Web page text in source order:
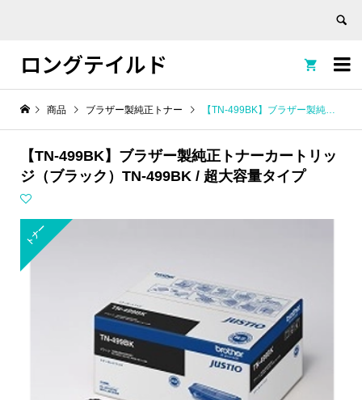

ロングテイルド 
商品 ブラザー製純正トナー 【TN-499BK】ブラザー製純正トナーカートリッジ（ブラック）TN-499BK / 超大容量タイプ
【TN-499BK】ブラザー製純正トナーカートリッ
ジ（ブラック）TN-499BK / 超大容量タイプ
トナー